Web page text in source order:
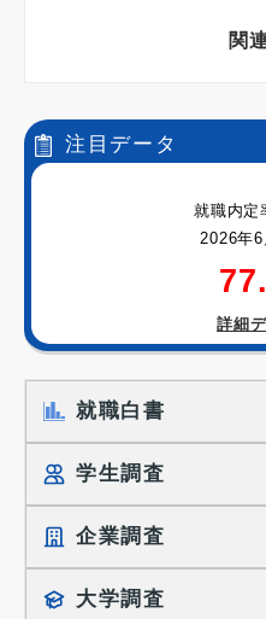
関
注目データ
就職内定
2026年
詳細
就職白書
学生調査
就職プロセス調査
就職活動TOPICS
企業調査
採用に関する調査
大学調査